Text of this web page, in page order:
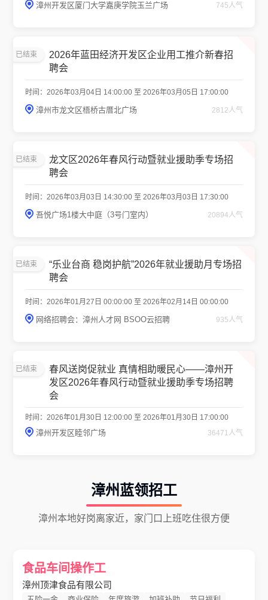
漳州开发区厦门大学嘉庚学院玉兰广场 745人气
已结束
2026年蓝田经济开发区企业用工推介新春招
聘会
时间：2026年03月04日 14:00:00 至 2026年03月05日 17:00:00
漳州市龙文区梧桥古厝北广场 2812人气
已结束
龙文区2026年春风行动暨就业援助季专场招
聘会
时间：2026年03月03日 14:30:00 至 2026年03月03日 17:30:00
吾悦广场1楼大中庭（3号门室内） 20894人气
已结束
“乐业台商 稳岗护航”2026年就业援助月专场招
聘会
时间：2026年01月27日 00:00:00 至 2026年02月14日 00:00:00
网络招聘会：漳州人才网 BSOO云招聘 935人气
已结束
春风送岗促就业 真情相助暖民心——漳州开
发区2026年春风行动暨就业援助季专场招聘
会
时间：2026年01月30日 12:00:00 至 2026年01月30日 17:00:00
漳州开发区睦邻广场 36471人气
漳州蓝领招工
漳州本地好岗离家近，家门口上班吃住很方便
食品车间操作工
漳州顶津食品有限公司